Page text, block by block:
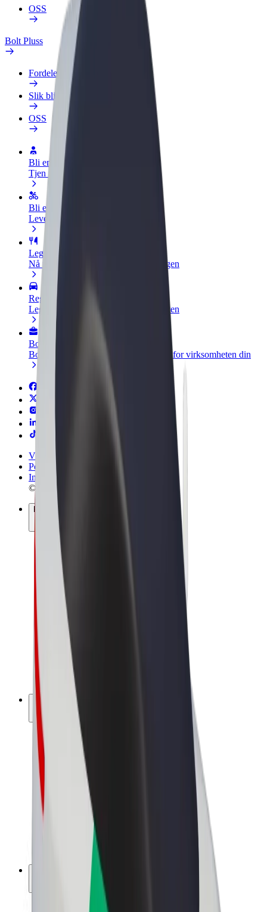
OSS
Bolt Pluss
Fordeler
Slik blir du med
OSS
Bli en sjåfør
Tjen penger på egne vilkår
Bli et leveringsbud
Lever mat og få betalt ukentlig
Legg til en restaurant eller butikk
Nå ut til flere kunder og øk inntjeningen
Registrer deg som flåteeier
Legg til flåten din i Bolt og øk inntekten
Bolt for Business
Bolt-produkter og tjenester oppskalert for virksomheten din
Vilkår og betingelser
Personvern
Informasjonskapsler
© 2026 Bolt Technology OÜ
Produkter
Turer
Sparkesykler
Bolt Market
Bolt Food
Bolt Drive
Bolt for Business
El-sykler
Bolt Pluss
Tjen med Bolt
Sjåfører
Sjåførinntekter
Leveringsbud
Inntekter for leveringsbud
Bolt Food-partnere